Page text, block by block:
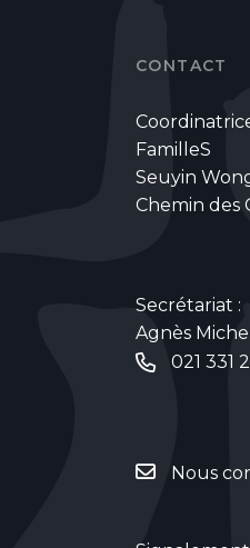
CONTACT
FamilleS
Seuyin
Chemin des
Secrétariat :
Agnès
021 331
Nous